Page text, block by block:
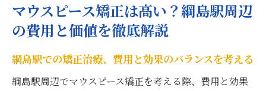
マウスピース矯正は高い？綱島駅周辺
の費用と価値を徹底解説
綱島駅での矯正治療、費用と効果のバランスを考える
綱島駅周辺でマウスピース矯正を考える際、費用と効果